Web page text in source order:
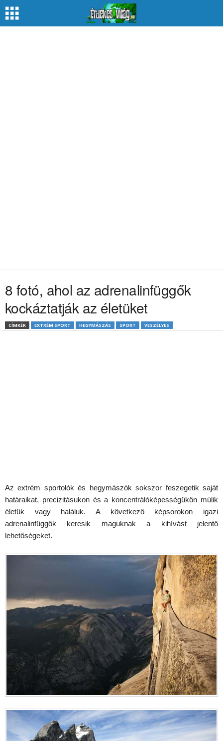
8 fotó, ahol az adrenalinfüggők
kockáztatják az életüket
CÍMKÉK EXTRÉM SPORT HEGYMÁSZÁS SPORT VESZÉLYES
Az extrém sportolók és hegymászók sokszor feszegetik saját
határaikat, precizitásukon és a koncentrálóképességükön múlik
életük vagy haláluk. A következő képsorokon igazi
adrenalinfüggők keresik maguknak a kihívást jelentő
lehetőségeket.